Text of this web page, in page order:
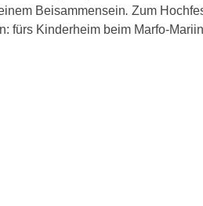
Beisammensein. Zum
fürs Kinderheim beim Marfo-